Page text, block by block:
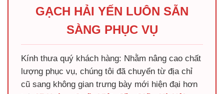
GẠCH HẢI YẾN LUÔN SẴN
SÀNG PHỤC VỤ
Kính thưa quý khách hàng: Nhằm nâng cao chất
lượng phục vụ, chúng tôi đã chuyển từ địa chỉ
cũ sang không gian trưng bày mới hiện đại hơn